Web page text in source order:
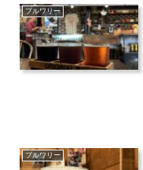
ブルワリー
ブルワリー